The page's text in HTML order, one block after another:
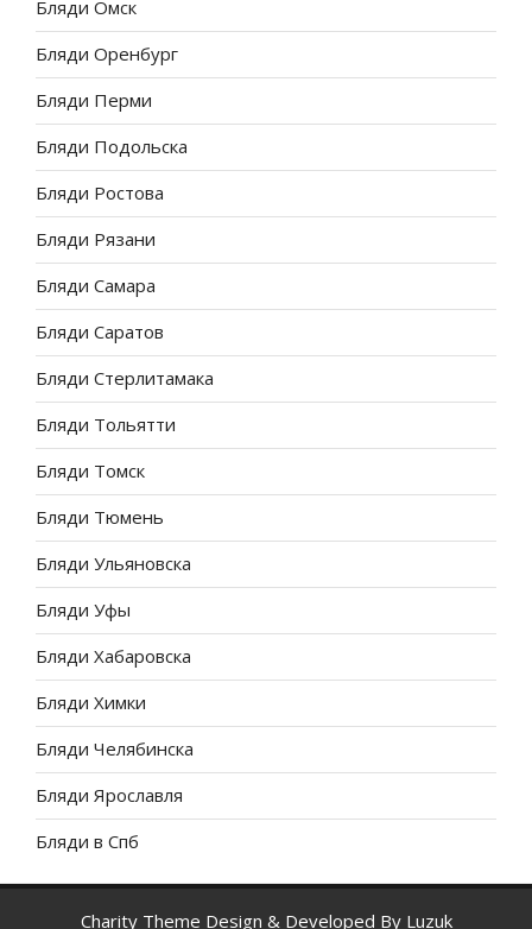
Бляди Омск
Бляди Оренбург
Бляди Перми
Бляди Подольска
Бляди Ростова
Бляди Рязани
Бляди Самара
Бляди Саратов
Бляди Стерлитамака
Бляди Тольятти
Бляди Томск
Бляди Тюмень
Бляди Ульяновска
Бляди Уфы
Бляди Хабаровска
Бляди Химки
Бляди Челябинска
Бляди Ярославля
Бляди в Спб
Charity Theme Design & Developed By Luzuk